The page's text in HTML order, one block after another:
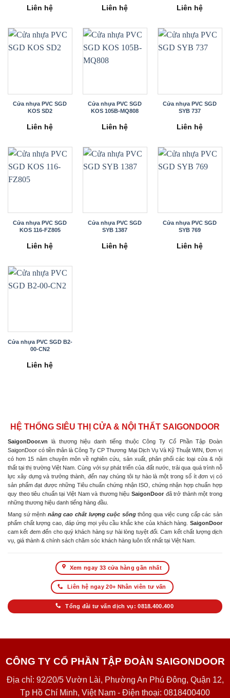
Liên hệ Liên hệ Liên hệ
Cửa nhựa PVC SGD
KOS SD2
Liên hệ
Cửa nhựa PVC SGD
KOS 105B-MQ808
Liên hệ
Cửa nhựa PVC SGD
SYB 737
Liên hệ
Cửa nhựa PVC SGD
KOS 116-FZ805
Liên hệ
Cửa nhựa PVC SGD
SYB 1387
Liên hệ
Cửa nhựa PVC SGD
SYB 769
Liên hệ
Cửa nhựa PVC SGD B2-
00-CN2
Liên hệ
HỆ THỐNG SIÊU THỊ CỬA & NỘI THẤT SAIGONDOOR
SaigonDoor.vn là thương hiệu danh tiếng thuộc Công Ty Cổ Phần Tập Đoàn
SaigonDoor có tiền thân là Công Ty CP Thương Mại Dịch Vụ Và Kỹ Thuật WIN, Đơn vị
có hơn 15 năm chuyên môn về nghiên cứu, sản xuất, phân phối các loại cửa & nội
thất tại thị trường Việt Nam. Cùng với sự phát triển của đất nước, trải qua quá trình nỗ
lực xây dựng và trưởng thành, đến nay chúng tôi tự hào là một trong số ít đơn vị có
sản phẩm đạt được những Tiêu chuẩn chứng nhận ISO, chứng nhận hợp chuẩn hợp
quy theo tiêu chuẩn tại Việt Nam và thương hiệu SaigonDoor đã trở thành một trong
những thương hiệu danh tiếng hàng đầu.
Mang sứ mệnh nâng cao chất lượng cuộc sốngthông qua việc cung cấp các sản
phẩm chất lượng cao, đáp ứng mọi yêu cầu khắc khe của khách hàng. SaigonDoor
cam kết đem đến cho quý khách hàng sự hài lòng tuyệt đối. Cam kết chất lượng dịch
vụ, giá thành & chính sách chăm sóc khách hàng luôn tốt nhất tại Việt Nam.
Xem ngay 33 cửa hàng gần nhất
Liên hệ ngay 20+ Nhân viên tư vấn
Tổng đài tư vấn dịch vụ: 0818.400.400
CÔNG TY CỔ PHẦN TẬP ĐOÀN SAIGONDOOR
Địa chỉ: 92/20/5 Vườn Lài, Phường An Phú Đông, Quận 12,
Tp Hồ Chí Minh, Việt Nam - Điện thoại: 0818400400